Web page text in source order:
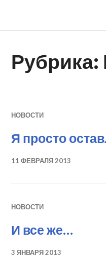
содержимому
ЖУРНАЛ СТАРОГО
Рубрика:
НОВОСТИ
Я просто
11 ФЕВРАЛЯ 2013
НОВОСТИ
И все же…
3 ЯНВАРЯ 2013